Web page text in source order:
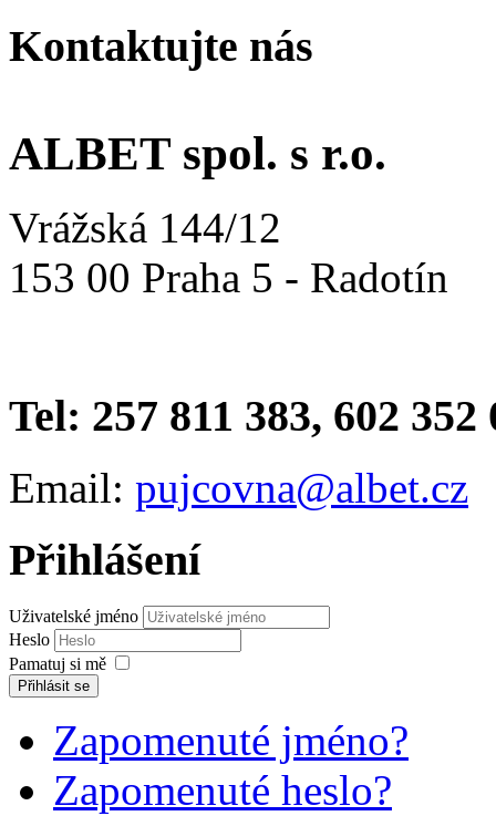
Kontaktujte nás
ALBET spol. s r.o.
Vrážská 144/12
153 00 Praha 5 - Radotín
Tel: 257 811 383, 602 352
Email: pujcovna@albet.cz
Přihlášení
Uživatelské jméno
Heslo
Pamatuj si mě
Přihlásit se
Zapomenuté jméno?
Zapomenuté heslo?